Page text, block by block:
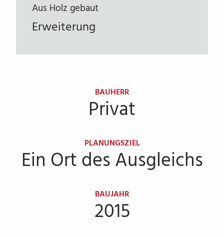
Aus Holz gebaut
Erweiterung
BAUHERR
Privat
PLANUNGSZIEL
Ein Ort des Ausgleichs
BAUJAHR
2015